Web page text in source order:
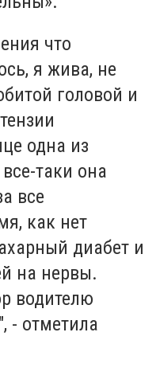
что
я жива, не
головой и
одна из
таки она
все
как нет
диабет и
на нервы.
водителю
- отметила